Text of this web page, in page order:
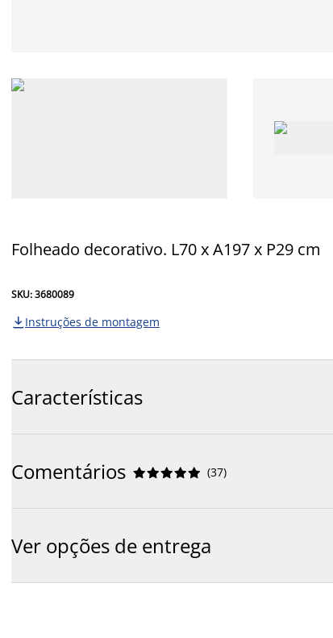
Folheado decorativo. L70 x A197 x P29 cm
SKU: 3680089
 Instruções de montagem
Características
Comentários 




 (37)
Ver opções de entrega